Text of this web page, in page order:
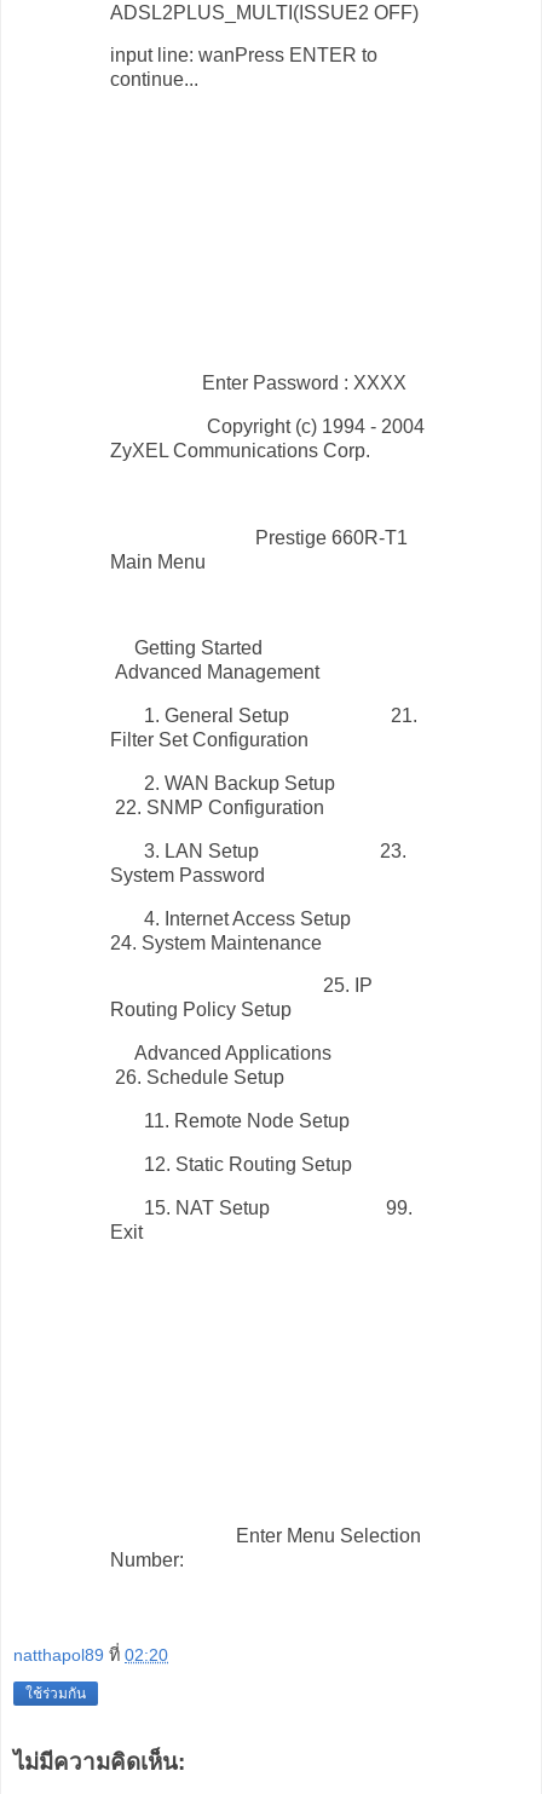
ADSL2PLUS_MULTI(ISSUE2 OFF)
input line: wanPress ENTER to
continue...
Enter Password : XXXX
Copyright (c) 1994 - 2004
ZyXEL Communications Corp.
Prestige 660R-T1
Main Menu
Getting Started
Advanced Management
1. General Setup 21.
Filter Set Configuration
2. WAN Backup Setup
22. SNMP Configuration
3. LAN Setup 23.
System Password
4. Internet Access Setup
24. System Maintenance
25. IP
Routing Policy Setup
Advanced Applications
26. Schedule Setup
11. Remote Node Setup
12. Static Routing Setup
15. NAT Setup 99.
Exit
Enter Menu Selection
Number:
natthapol89 ที่ 02:20
ใช้ร่วมกัน
ไม่มีความคิดเห็น: